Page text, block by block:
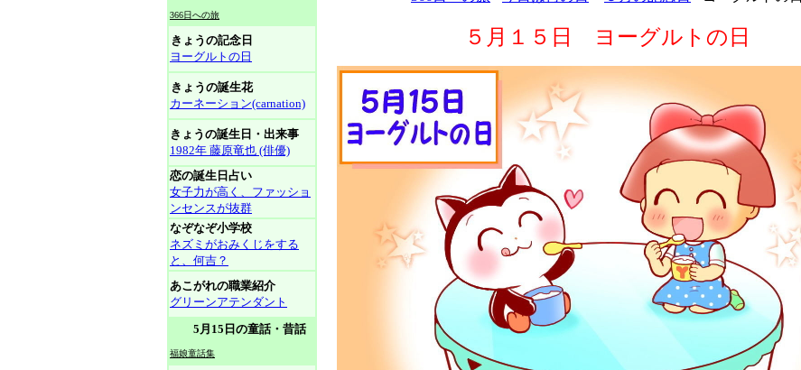
366日への旅
きょうの記念日
ヨーグルトの日
きょうの誕生花
カーネーション(carnation)
きょうの誕生日・出来事
1982年 藤原竜也 (俳優)
恋の誕生日占い
女子力が高く、ファッショ
ンセンスが抜群
なぞなぞ小学校
ネズミがおみくじをする
と、何吉？
あこがれの職業紹介
グリーンアテンダント
5月15日の童話・昔話
福娘童話集
５月１５日 ヨーグルトの日